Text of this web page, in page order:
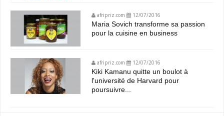
afripriz.com 12/07/2016
Maria Sovich transforme sa passion
pour la cuisine en business
afripriz.com 12/07/2016
Kiki Kamanu quitte un boulot à
l'université de Harvard pour
poursuivre...